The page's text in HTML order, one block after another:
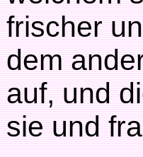
frischer
dem
auf, und
sie und